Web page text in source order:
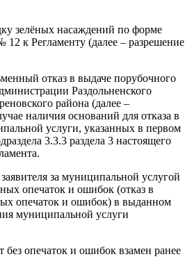
зелёных насаждений по форме
к Регламенту (далее – разрешение
отказ в выдаче порубочного
Раздольненского
района (далее –
наличия оснований для отказа в
услуги, указанных в первом
3.3.3 раздела 3 настоящего
за муниципальной услугой
опечаток и ошибок (отказ в
опечаток и ошибок) в выданном
муниципальной услуги
опечаток и ошибок взамен ранее